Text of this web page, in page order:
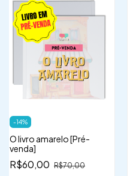
-14%
O livro amarelo [Pré-
venda]
R$60,00 R$70,00